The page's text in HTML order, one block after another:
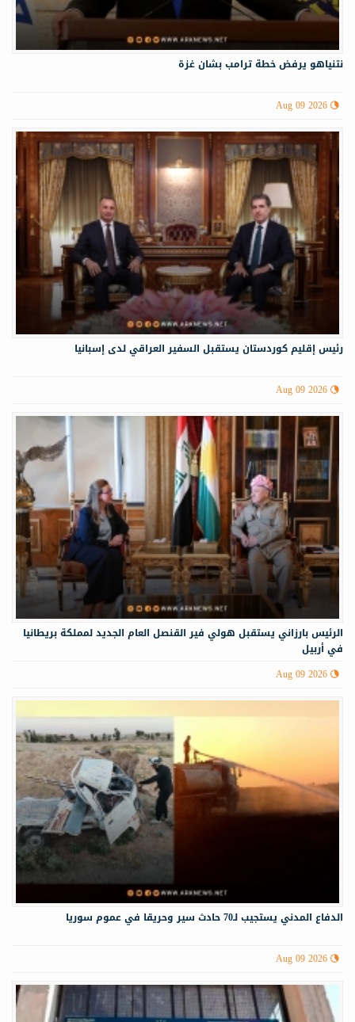
نتنياهو يرفض خطة ترامب بشان غزة
Aug 09 2026
رئيس إقليم كوردستان يستقبل السفير العراقي لدى إسبانيا
Aug 09 2026
الرئيس بارزاني يستقبل هولي فير القنصل العام الجديد لمملكة بريطانيا
في أربيل
Aug 09 2026
الدفاع المدني يستجيب لـ70 حادث سير وحريقا في عموم سوريا
Aug 09 2026